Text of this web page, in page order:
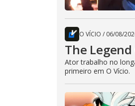
O VÍCIO / 06/08/
The
Ator trabalho no
primeiro em O Vício.